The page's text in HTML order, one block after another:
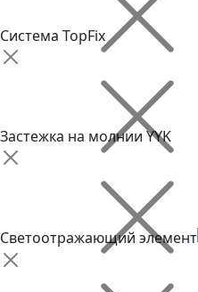
Система TopFix
Застежка на молнии YYK
Светоотражающий элемент